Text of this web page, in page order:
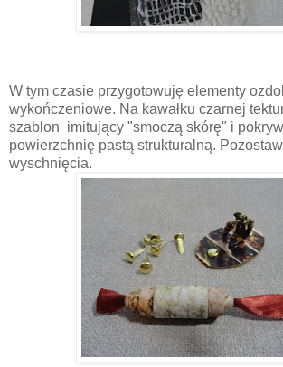
W tym czasie przygotowuję elementy
wykończeniowe. Na kawałku czarnej
szablon imitujący "smoczą skórę" i
powierzchnię pastą strukturalną.
wyschnięcia.